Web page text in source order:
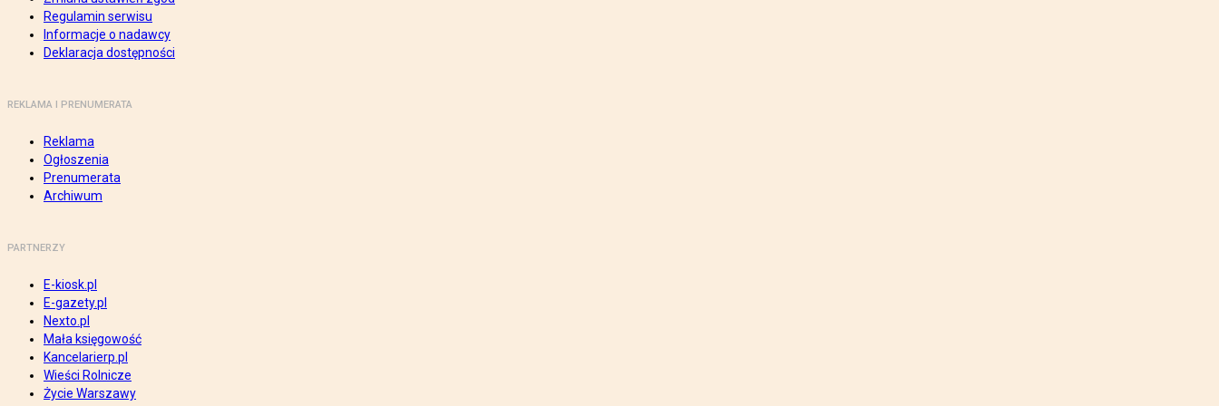
Regulamin serwisu
Informacje o nadawcy
Deklaracja dostępności
REKLAMA I PRENUMERATA
Reklama
Ogłoszenia
Prenumerata
Archiwum
PARTNERZY
E-kiosk.pl
E-gazety.pl
Nexto.pl
Mała księgowość
Kancelarierp.pl
Wieści Rolnicze
Życie Warszawy